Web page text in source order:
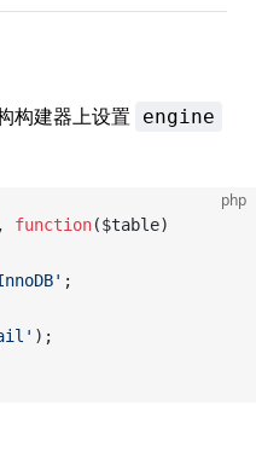
构建器上设置 engine
php
, function($table)
;
);